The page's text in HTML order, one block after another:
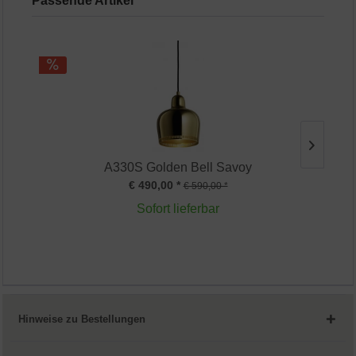
A330S Golden Bell Savoy
€ 490,00 * € 590,00 *
Sofort lieferbar
Hinweise zu Bestellungen